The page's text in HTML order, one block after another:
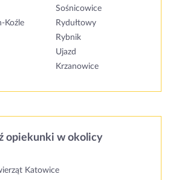
Sośnicowice
Koźle
Rydułtowy
Rybnik
Ujazd
Krzanowice
opiekunki w okolicy
Katowice